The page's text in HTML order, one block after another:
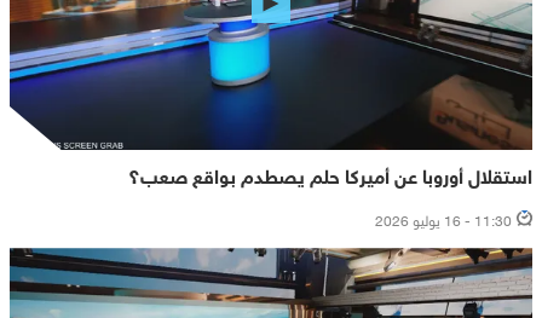
استقلال أوروبا عن أميركا حلم يصطدم بواقع صعب؟
11:30 - 16 يوليو 2026